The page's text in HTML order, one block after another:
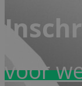
voor